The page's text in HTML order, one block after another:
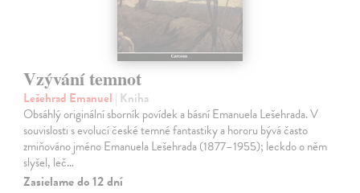
Vzývání temnot
Lešehrad Emanuel | Kniha
Obsáhlý originální sborník povídek a básní Emanuela Lešehrada. V
souvislosti s evolucí české temné fantastiky a hororu bývá často
zmiňováno jméno Emanuela Lešehrada (1877–1955); leckdo o něm
slyšel, leč…
Zasielame do 12 dní